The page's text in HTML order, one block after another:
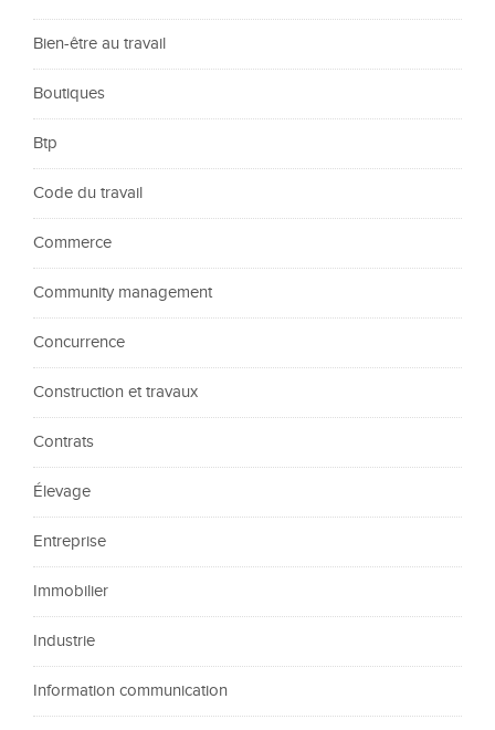
Bien-être au travail
Boutiques
Btp
Code du travail
Commerce
Community management
Concurrence
Construction et travaux
Contrats
Élevage
Entreprise
Immobilier
Industrie
Information communication